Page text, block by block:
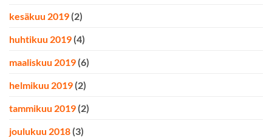
kesäkuu 2019 (2)
huhtikuu 2019 (4)
maaliskuu 2019 (6)
helmikuu 2019 (2)
tammikuu 2019 (2)
joulukuu 2018 (3)